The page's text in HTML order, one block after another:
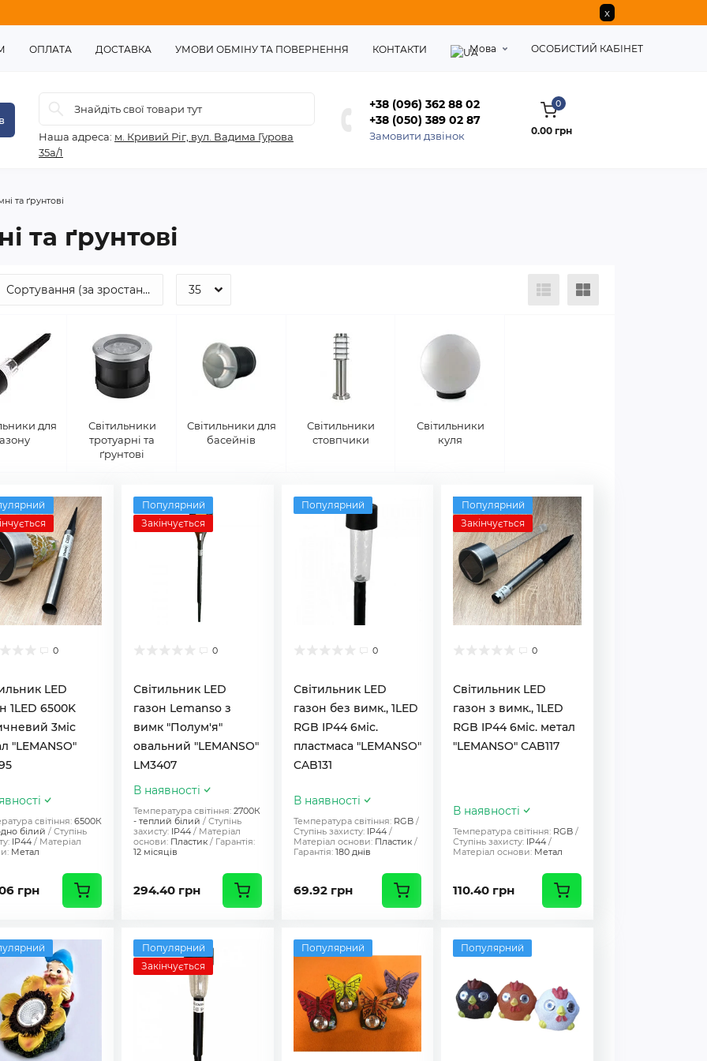
x
ОПЛАТА ДОСТАВКА УМОВИ ОБМІНУ ТА ПОВЕРНЕННЯ КОНТАКТИ Мова ОСОБИСТИЙ КАБІНЕТ
Наша адреса: м. Кривий Ріг, вул. Вадима Гурова
35а/1
+38 (096) 362 88 02
+38 (050) 389 02 87
Замовити дзвінок
0
0.00 грн
та ґрунтові
та ґрунтові
для
Світильники
тротуарні та
ґрунтові
Світильники для
басейнів
Світильники
стовпчики
Світильники
куля
0
LED
1LED 6500K
3міс
"LEMANSO"
світіння: 6500К
білий
Ступінь
IP44
Матеріал
Метал
грн
Популярний
Закінчується
0
Світильник LED
газон Lemanso з
вимк "Полум'я"
овальний "LEMANSO"
LM3407
В наявності
Температура світіння: 2700К
- теплий білий
Ступінь
захисту: IP44
Матеріал
основи: Пластик
Гарантія:
12 місяців
294.40 грн
Популярний
0
Світильник LED
газон без вимк., 1LED
RGB IP44 6міс.
пластмаса "LEMANSO"
CAB131
В наявності
Температура світіння: RGB
Ступінь захисту: IP44
Матеріал основи: Пластик
Гарантія: 180 днів
69.92 грн
Популярний
Закінчується
0
Світильник LED
газон з вимк., 1LED
RGB IP44 6міс. метал
"LEMANSO" CAB117
В наявності
Температура світіння: RGB
Ступінь захисту: IP44
Матеріал основи: Метал
110.40 грн
Популярний
Закінчується
Популярний Популярний